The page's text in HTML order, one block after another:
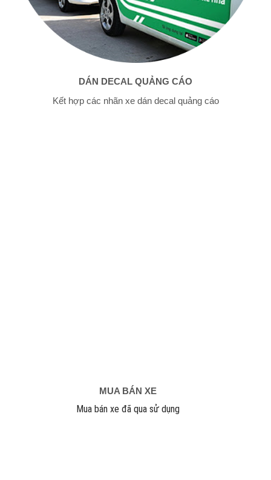
DÁN DECAL QUẢNG CÁO
Kết hợp các nhãn xe dán decal quảng cáo
MUA BÁN XE
Mua bán xe đã qua sử dụng